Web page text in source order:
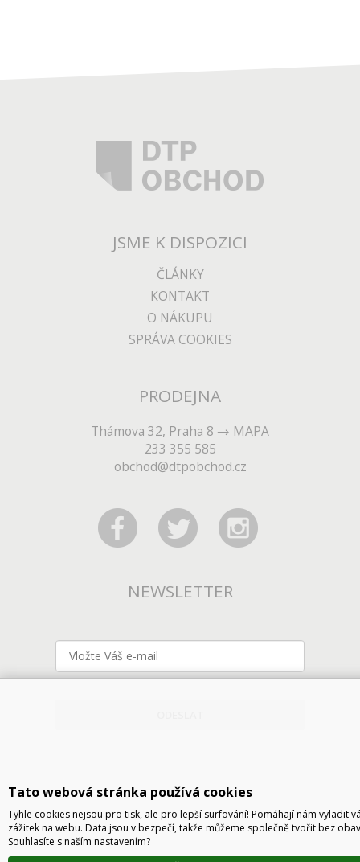
JSME K DISPOZICI
ČLÁNKY
KONTAKT
O NÁKUPU
SPRÁVA COOKIES
PRODEJNA
Thámova 32, Praha 8
MAPA
233 355 585
obchod@dtpobchod.cz
NEWSLETTER
Tato webová stránka používá cookies
Tyhle cookies nejsou pro tisk, ale pro lepší surfování! Pomáhají nám vyladit
zážitek na webu. Data jsou v bezpečí, takže můžeme společně tvořit bez
Souhlasíte s naším nastavením?